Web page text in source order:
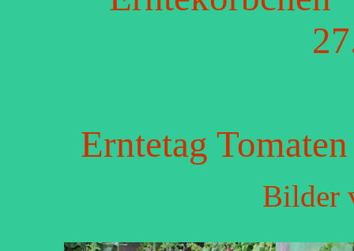
Erntetag
Bilder